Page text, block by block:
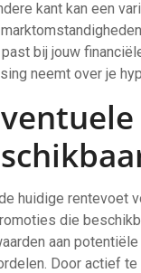
kant kan een
bij jouw
neemt over je
huidige rentevoet
die
aan
Door actief